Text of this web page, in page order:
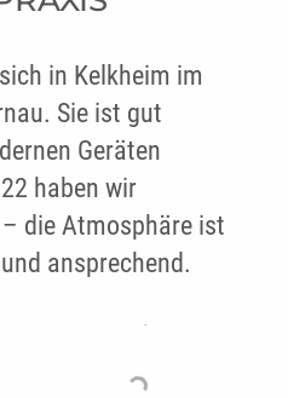
in Kelkheim im
Sie ist gut
Geräten
haben wir
die Atmosphäre ist
ansprechend.